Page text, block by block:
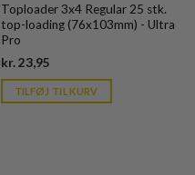
Toploader 3x4 Regular 25 stk.
top-loading (76x103mm) - Ultra
Pro
kr.23,95Current
is:
kr. 39,95.
TILFØJ TIL KURV